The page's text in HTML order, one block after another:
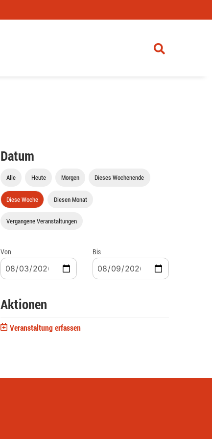
Datum
Alle Heute Morgen Dieses Wochenende
Diese Woche Diesen Monat
Vergangene Veranstaltungen
Von Bis
Aktionen
Veranstaltung erfassen